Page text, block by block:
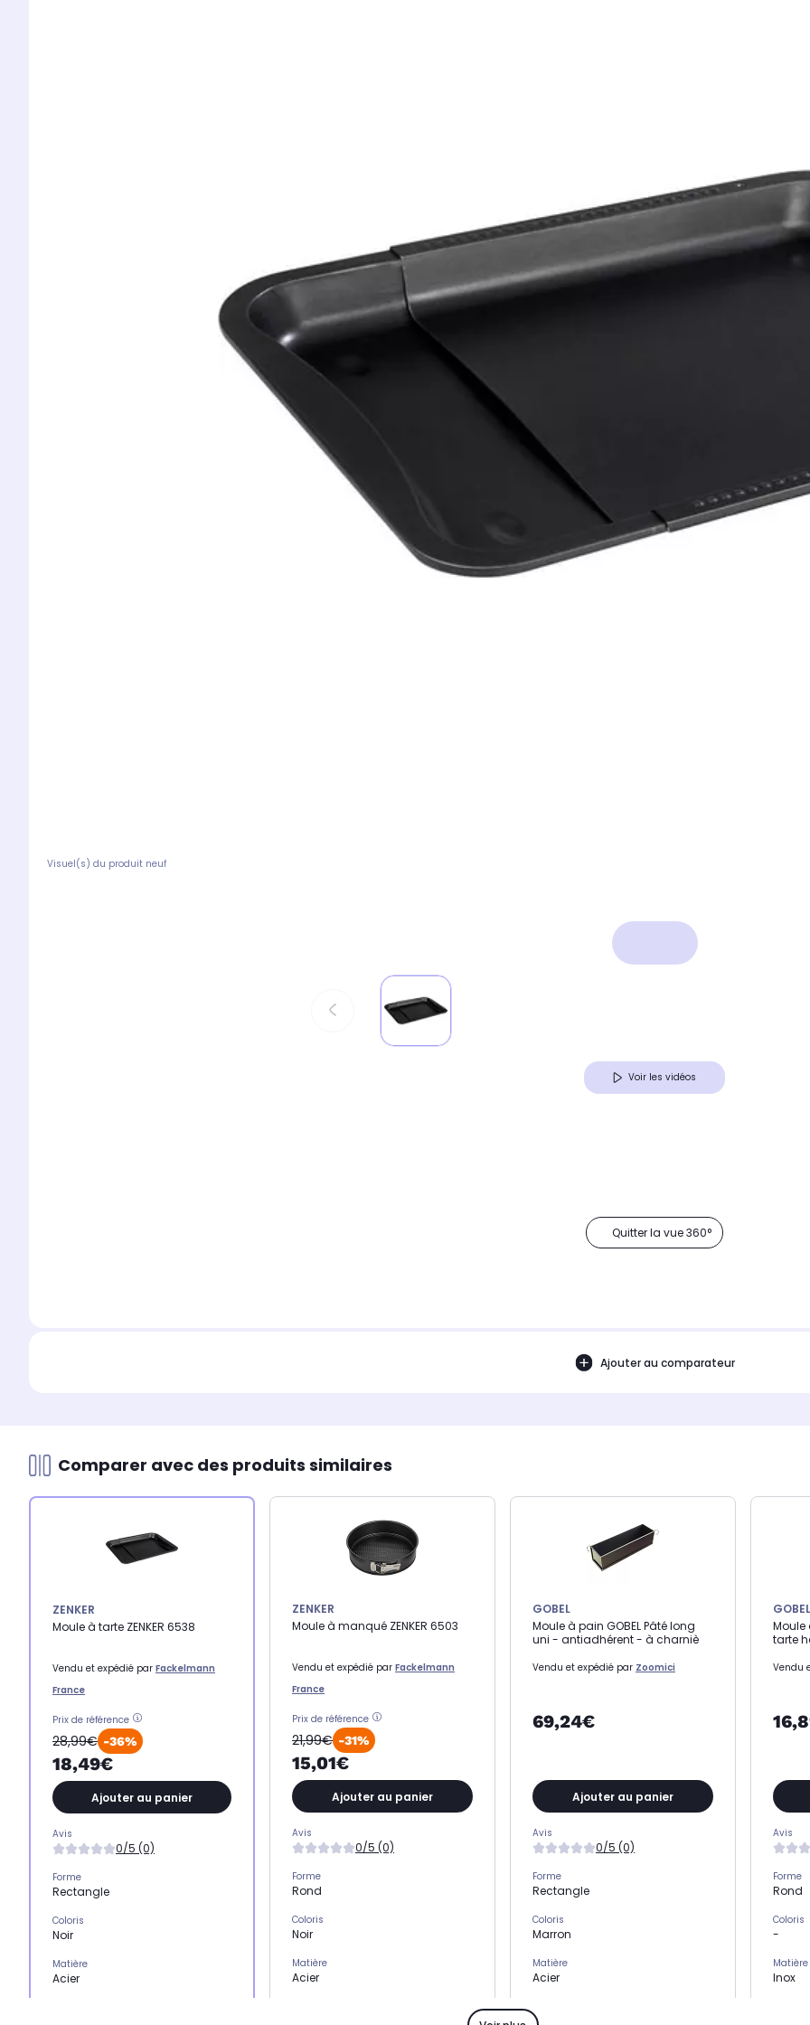
Visuel(s) du produit neuf
Voir les vidéos
Quitter la vue 360°
Ajouter au comparateur
Comparer avec des produits similaires
ZENKER
Moule à tarte ZENKER 6538
Vendu et expédié par Fackelmann
France
Prix de référence
28,99€ -36%
18,49€
Ajouter au panier
Avis
0/5 (0)
Forme
Rectangle
Coloris
Noir
Matière
Acier
ZENKER
Moule à manqué ZENKER 6503
Vendu et expédié par Fackelmann
France
Prix de référence
21,99€ -31%
15,01€
Ajouter au panier
Avis
0/5 (0)
Forme
Rond
Coloris
Noir
Matière
Acier
GOBEL
Moule à pain GOBEL Pâté long
uni - antiadhérent - à charniè
Vendu et expédié par Zoomici
69,24€
Ajouter au panier
Avis
0/5 (0)
Forme
Rectangle
Coloris
Marron
Matière
Acier
-
GOBEL
Moule
tarte
Vendu
Avis
Forme
Rond
Coloris
-
Matière
Inox